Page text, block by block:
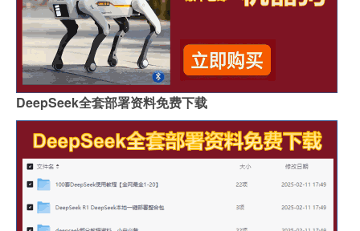
DeepSeek全套部署资料免费下载